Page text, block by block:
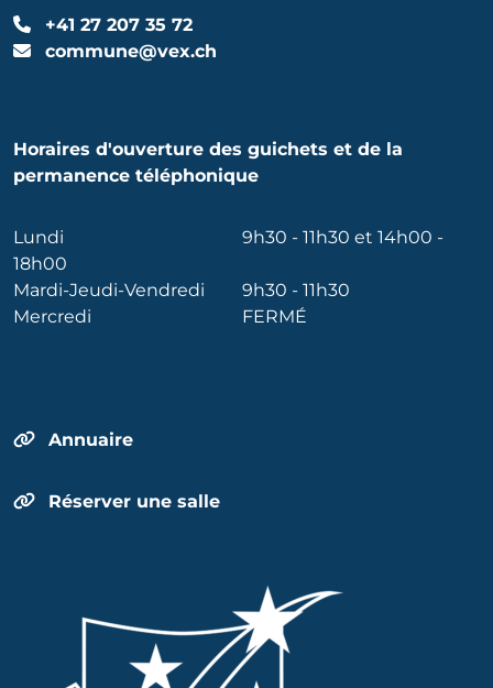
+41 27 207 35 72
commune@vex.ch
Horaires d'ouverture des guichets et de la
permanence téléphonique
Lundi
9h30 - 11h30 et 14h00 -
18h00
Mardi-Jeudi-Vendredi
9h30 - 11h30
Mercredi
FERMÉ
Annuaire
Réserver une salle